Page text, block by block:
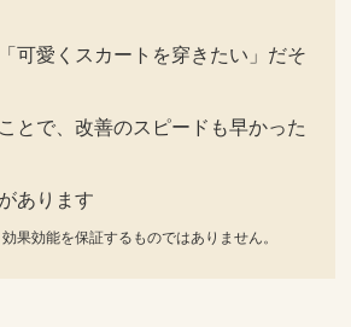
可愛くスカートを穿きたい」だそ
とで、改善のスピードも早かった
あります
果効能を保証するものではありません。